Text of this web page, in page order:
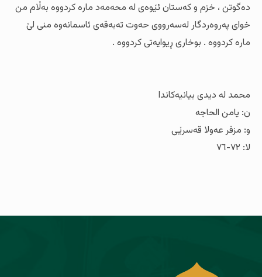
دەگوتن ، خزم و کەستان ئێوەی لە محەمەد مارە کردووە بەڵام من
خوای پەروەردگار لەسەرووی حەوت تەبەقەی ئاسمانەوە منی لێ
مارە کردووە . بوخاری ڕیوایەتی کردووە .
محمد لە دیدی بیانیەکاندا
ن: یامن الحاجە
و: مزفر عەولا قەسرێی
لا: ۷۲-۷٦